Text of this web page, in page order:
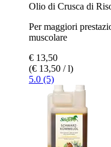
Olio di Crusca di
Per maggiori
muscolare
€ 13,50
(€ 13,50 / l)
5.0 (5)